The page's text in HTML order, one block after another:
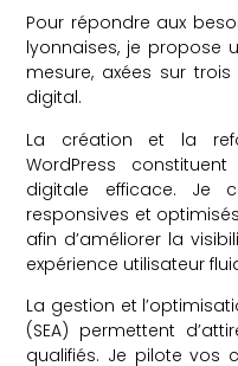
Pour répondre aux
lyonnaises, je propose
mesure, axées sur
digital.
La création et la
WordPress
digitale efficace. Je
responsives et
afin d’améliorer la
expérience utilisateur
La gestion et
(SEA) permettent
qualifiés. Je pilote vos